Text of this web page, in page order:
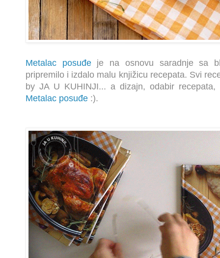
Metalac posuđeje na osnovu saradnje sa
pripremilo i izdalo malu knjižicu recepata. Svi
by JA U KUHINJI... a dizajn, odabir recepata,
Metalac posuđe :).